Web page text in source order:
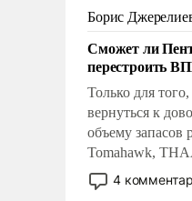
Борис
Сможет ли
перестроить
Только для
вернуться к
объему запасов
Tomahawk,
США
лет. Даже
4